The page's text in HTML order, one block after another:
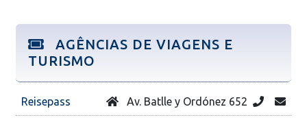
AGÊNCIAS DE VIAGENS E
TURISMO
Reisepass Av. Batlle y Ordónez 652